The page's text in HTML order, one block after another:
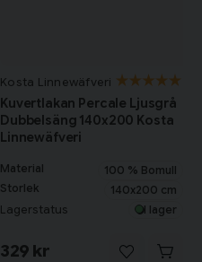
Kosta Linnewäfveri
Kuvertlakan Percale Ljusgrå
Dubbelsäng 140x200 Kosta
Linnewäfveri
Material
100 % Bomull
Storlek
140x200 cm
Lagerstatus I lager
329 kr